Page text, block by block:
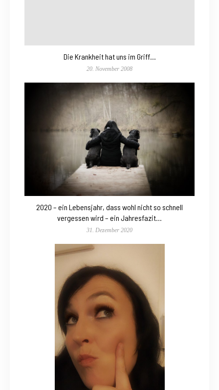
Die Krankheit hat uns im Griff…
20. November 2008
2020 – ein Lebensjahr, dass wohl nicht so schnell
vergessen wird – ein Jahresfazit…
31. Dezember 2020